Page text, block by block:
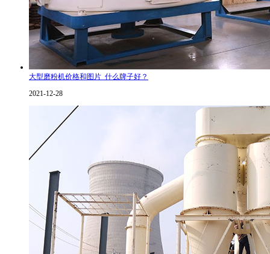
大型磨粉机价格和图片_什么牌子好？
2021-12-28